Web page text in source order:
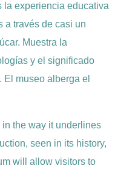
la experiencia educativa
a través de casi un
Muestra la
y el significado
museo alberga el
the way it underlines
seen in its history,
will allow visitors to